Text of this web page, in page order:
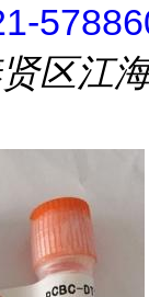
区江